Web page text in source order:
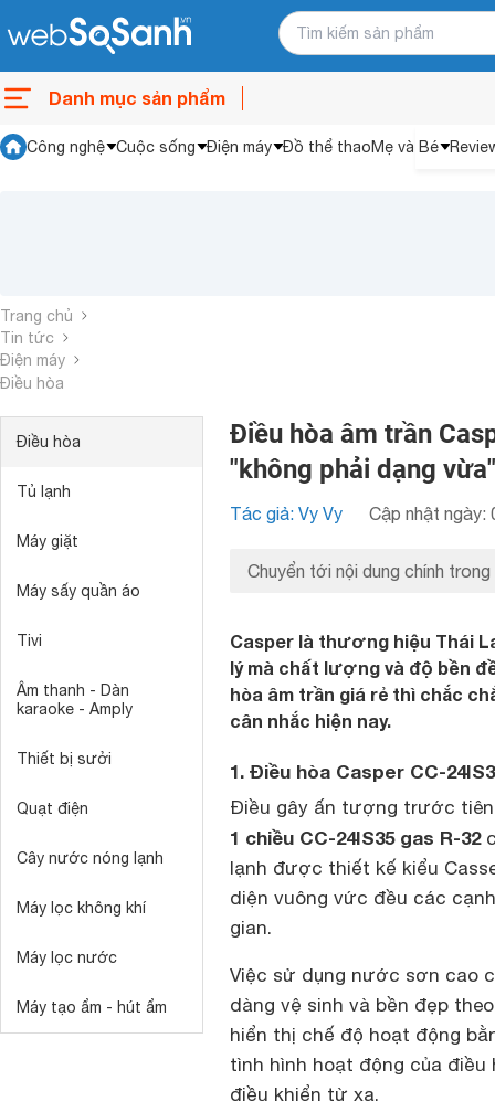
Danh mục sản phẩm
Công nghệ Cuộc sống Điện máy Đồ thể thaoMẹ và Bé
Trang chủ
Tin tức
Điện máy
Điều hòa
Điều hòa
Tủ lạnh
Máy giặt
Máy sấy quần áo
Tivi
Âm thanh - Dàn
karaoke - Amply
Thiết bị sưởi
Quạt điện
Cây nước nóng lạnh
Máy lọc không khí
Máy lọc nước
Máy tạo ẩm - hút ẩm
Điều hòa âm trần
"không phải dạng vừa"
Tác giả: Vy Vy Cập nhật ngày:
Chuyển tới nội dung chính
Casper là thương hiệu Thái
lý mà chất lượng và độ bền
hòa âm trần giá rẻ thì chắc
cân nhắc hiện nay.
1. Điều hòa Casper CC-
Điều gây ấn tượng trước
1 chiều CC-24IS35 gas R-32
lạnh được thiết kế kiểu
diện vuông vức đều các
gian.
Việc sử dụng nước sơn cao
dàng vệ sinh và bền đẹp
hiển thị chế độ hoạt động
tình hình hoạt động của điều
điều khiển từ xa.